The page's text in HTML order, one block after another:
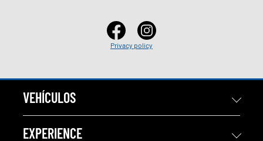
Privacy policy
VEHÍCULOS
EXPERIENCE